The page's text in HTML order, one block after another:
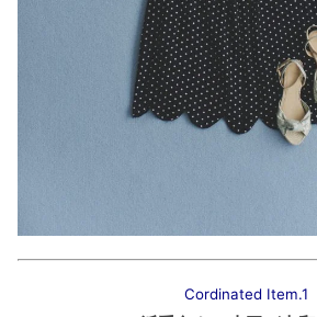
Cordinated Item.1